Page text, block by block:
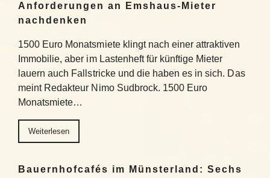
Anforderungen an Emshaus-Mieter
nachdenken
1500 Euro Monatsmiete klingt nach einer attraktiven
Immobilie, aber im Lastenheft für künftige Mieter
lauern auch Fallstricke und die haben es in sich. Das
meint Redakteur Nimo Sudbrock. 1500 Euro
Monatsmiete…
Weiterlesen
Bauernhofcafés im Münsterland: Sechs